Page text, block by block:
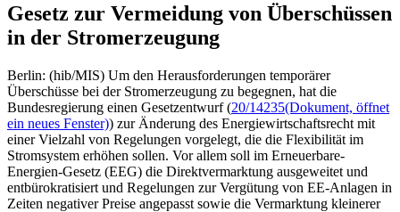
Gesetz zur Vermeidung von Überschüssen
in der Stromerzeugung
Berlin: (hib/MIS) Um den Herausforderungen temporärer
Überschüsse bei der Stromerzeugung zu begegnen, hat die
Bundesregierung einen Gesetzentwurf (20/14235(Dokument, öffnet
ein neues Fenster)) zur Änderung des Energiewirtschaftsrecht mit
einer Vielzahl von Regelungen vorgelegt, die die Flexibilität im
Stromsystem erhöhen sollen. Vor allem soll im Erneuerbare-
Energien-Gesetz (EEG) die Direktvermarktung ausgeweitet und
entbürokratisiert und Regelungen zur Vergütung von EE-Anlagen in
Zeiten negativer Preise angepasst sowie die Vermarktung kleinerer